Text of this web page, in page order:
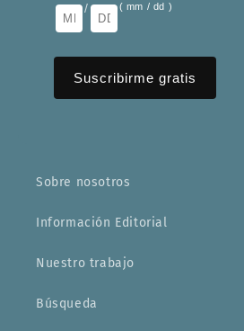
/
( mm / dd )
Sobre nosotros
Información Editorial
Nuestro trabajo
Búsqueda